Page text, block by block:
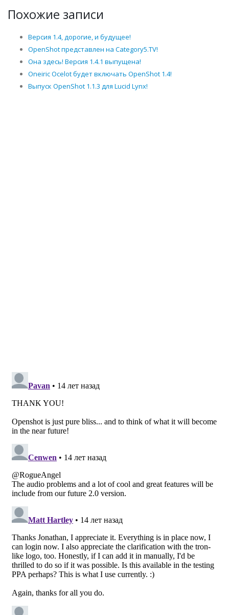
Похожие записи
Версия 1.4, дорогие, и будущее!
OpenShot представлен на Category5.TV!
Она здесь! Версия 1.4.1 выпущена!
Oneiric Ocelot будет включать OpenShot 1.4!
Выпуск OpenShot 1.1.3 для Lucid Lynx!